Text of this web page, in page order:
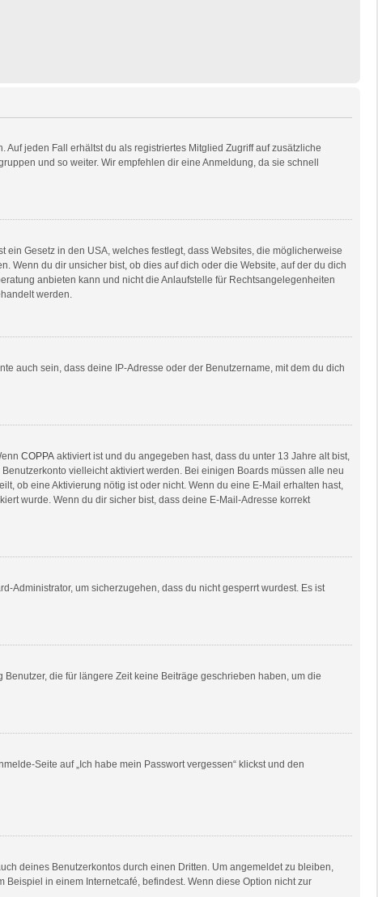
jeden Fall erhältst du als registriertes Mitglied Zugriff auf zusätzliche
und so weiter. Wir empfehlen dir eine Anmeldung, da sie schnell
Gesetz in den USA, welches festlegt, dass Websites, die möglicherweise
Wenn du dir unsicher bist, ob dies auf dich oder die Website, auf der du dich
anbieten kann und nicht die Anlaufstelle für Rechtsangelegenheiten
werden.
auch sein, dass deine IP-Adresse oder der Benutzername, mit dem du dich
COPPA aktiviert ist und du angegeben hast, dass du unter 13 Jahre alt bist,
vielleicht aktiviert werden. Bei einigen Boards müssen alle neu
ob eine Aktivierung nötig ist oder nicht. Wenn du eine E-Mail erhalten hast,
wurde. Wenn du dir sicher bist, dass deine E-Mail-Adresse korrekt
Administrator, um sicherzugehen, dass du nicht gesperrt wurdest. Es ist
die für längere Zeit keine Beiträge geschrieben haben, um die
Seite auf „Ich habe mein Passwort vergessen“ klickst und den
deines Benutzerkontos durch einen Dritten. Um angemeldet zu bleiben,
in einem Internetcafé, befindest. Wenn diese Option nicht zur